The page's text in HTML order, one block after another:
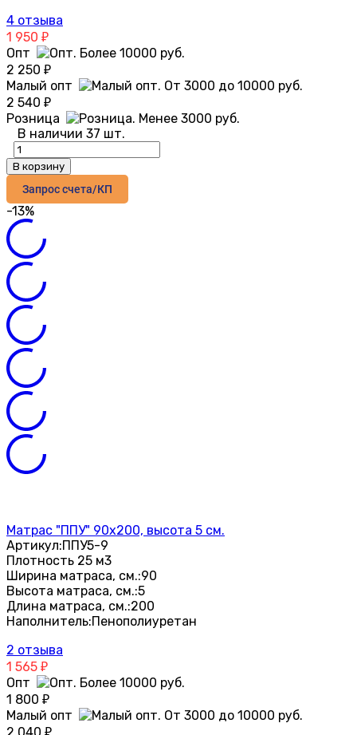
4 отзыва
1 950 ₽
Опт
2 250 ₽
Малый опт
2 540 ₽
Розница
В наличии 37 шт.
В корзину
Запрос счета/КП
-13%
Матрас "ППУ" 90х200, высота 5 см.
Артикул:ППУ5-9
Плотность 25 м3
Ширина матраса, см.:90
Высота матраса, см.:5
Длина матраса, см.:200
Наполнитель:Пенополиуретан
2 отзыва
1 565 ₽
Опт
1 800 ₽
Малый опт
₽